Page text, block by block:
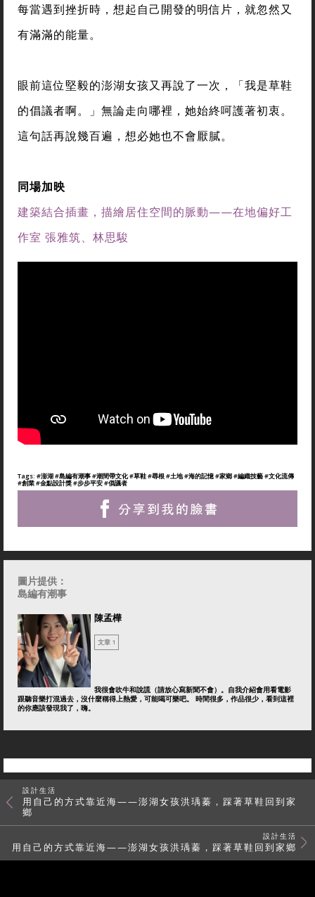
每當遇到挫折時，想起自己開發的明信片，就忽然又
有滿滿的能量。
眼前這位堅毅的澎湖女孩又再說了一次，「我是草鞋
的倡議者啊。」無論走向哪裡，她始終呵護著初衷。
這句話再說幾百遍，想必她也不會厭膩。
同場加映
建築結合插畫，描繪居住空間的脈動——在地偏好工
作室 張雅筑、林思駿
Tags: #澎湖#島編有潮事#潮間帶文化#草鞋#尋根#土地#海的記憶#家鄉#編織技藝#文化流傳
#創業#金點設計獎#步步平安#倡議者
圖片提供：
島編有潮事
陳孟樺
文章 1
我很會吹牛和說謊（請放心寫新聞不會）。自我介紹會用看電影
跟聽音樂打混過去，沒什麼稱得上熱愛，可能喝可樂吧。 時間很多，作品很少，看到這裡
的你應該發現我了，嗨。
設計生活
用自己的方式靠近海——澎湖女孩洪瑀蓁，踩著草鞋回到家
鄉
設計生活
用自己的方式靠近海——澎湖女孩洪瑀蓁，踩著草鞋回到家鄉